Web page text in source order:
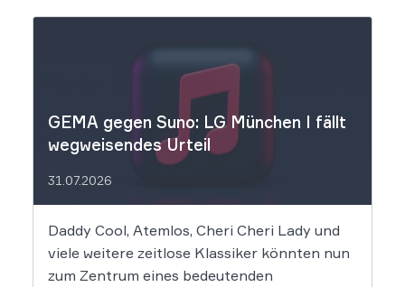
GEMA gegen Suno: LG München I fällt
wegweisendes Urteil
31.07.2026
Daddy Cool, Atemlos, Cheri Cheri Lady und
viele weitere zeitlose Klassiker könnten nun
zum Zentrum eines bedeutenden